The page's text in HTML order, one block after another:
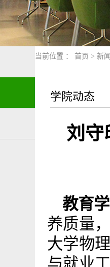
当前位置 ： 首页 > 新
学院动态
刘守
教育
养质量
大学物